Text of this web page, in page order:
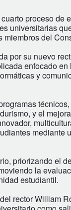
proceso de
universitarias
del
por su nuevo
enfocado
y
y el
mediante
priorizando el
la
estudiantil.
rector William